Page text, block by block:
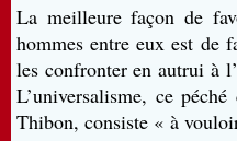
La meilleure façon de
hommes entre eux est de
les confronter en autrui à
L’universalisme, ce
Thibon, consiste « à